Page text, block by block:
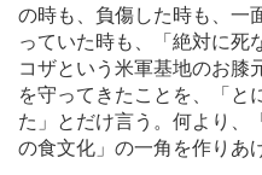
の時も、負傷した時も、一
っていた時も、「絶対に死
コザという米軍基地のお膝
を守ってきたことを、「と
た」とだけ言う。何より、
の食文化」の一角を作りあ